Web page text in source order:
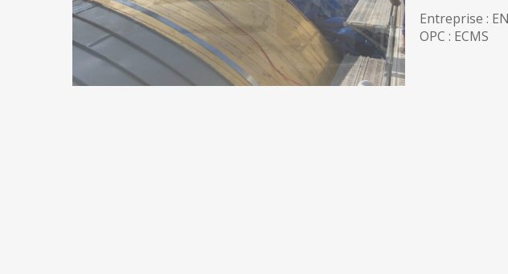
Entreprise :
OPC : ECMS